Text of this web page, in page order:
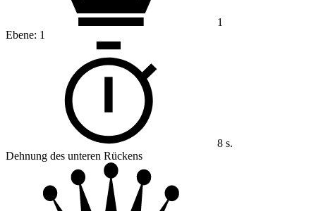
1
Ebene: 1
8 s.
Dehnung des unteren Rückens